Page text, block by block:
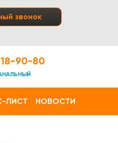
звонок
90-80
ЛИСТ НОВОСТИ